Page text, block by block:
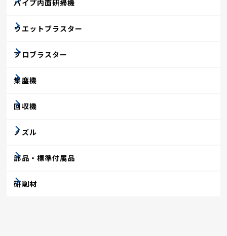
パイプ内面研掃機
ウエットブラスター
プロブラスター
集塵機
回収機
ノズル
部品・標準付属品
研削材